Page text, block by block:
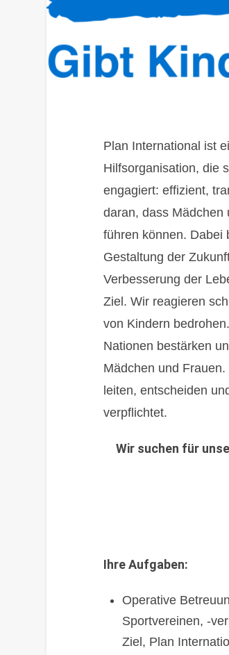
Plan International ist
Hilfsorganisation, die
engagiert: effizient,
daran, dass Mädchen
führen können. Dabei
Gestaltung der
Verbesserung der
Ziel. Wir reagieren
von Kindern
Nationen bestärken
Mädchen und
leiten, entscheiden
verpflichtet.
Wir suchen für
Ihre Aufgaben:
Operative
Sportvereinen, -
Ziel, Plan